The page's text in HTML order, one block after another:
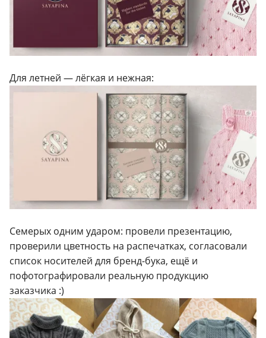
Для летней — лёгкая и нежная:
Семерых одним ударом: провели презентацию,
проверили цветность на распечатках, согласовали
список носителей для бренд-бука, ещё и
пофотографировали реальную продукцию
заказчика :)